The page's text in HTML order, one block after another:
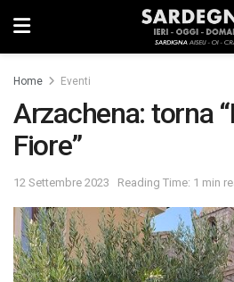
Home Eventi
Arzachena: torna
Fiore”
12 Settembre 2023 Reading Time: 1 min